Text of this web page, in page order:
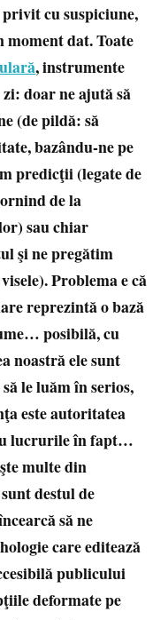
cu suspiciune,
moment dat. Toate
, instrumente
doar ne ajută să
(de pildă: să
bazându-ne pe
predicţii (legate de
de la
sau chiar
şi ne pregătim
Problema e că
reprezintă o bază
posibilă, cu
noastră ele sunt
le luăm în serios,
este autoritatea
lucrurile în fapt…
multe din
destul de
să ne
care editează
publicului
deformate pe